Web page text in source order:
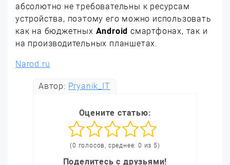
абсолютно не требовательны к ресурсам
устройства, поэтому его можно использовать
как на бюджетных Android смартфонах, так и
на производительных планшетах.
Narod.ru
Автор: Pryanik_IT
Оцените статью:
(0 голосов, среднее: 0 из 5)
Поделитесь с друзьями!